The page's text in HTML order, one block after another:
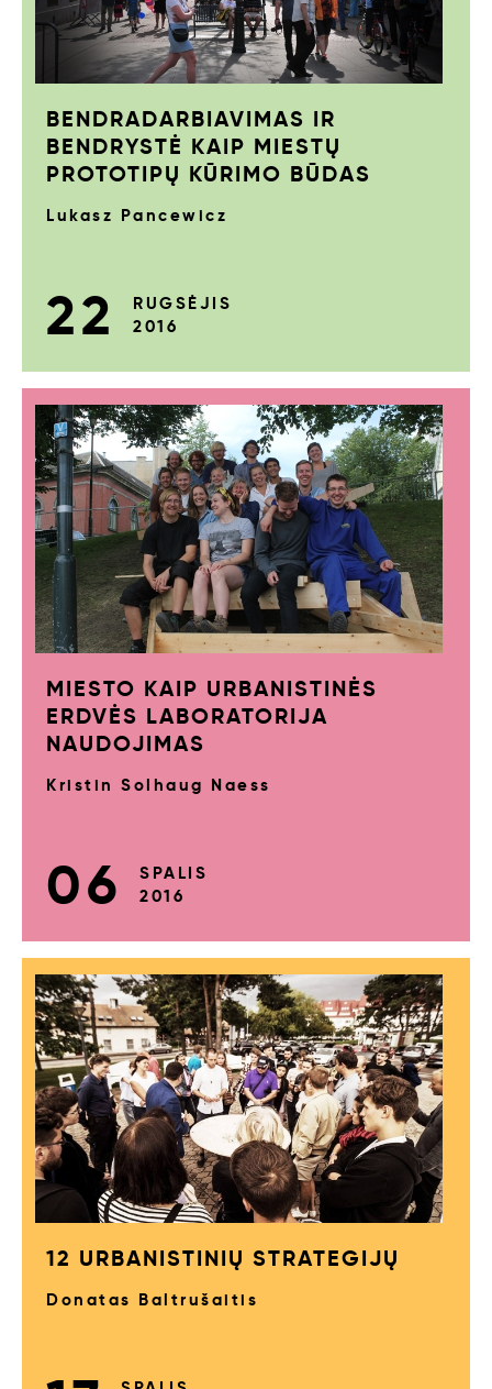
BENDRADARBIAVIMAS IR
BENDRYSTĖ KAIP MIESTŲ
PROTOTIPŲ KŪRIMO BŪDAS
Lukasz Pancewicz
22
RUGSĖJIS
2016
MIESTO KAIP URBANISTINĖS
ERDVĖS LABORATORIJA
NAUDOJIMAS
Kristin Solhaug Naess
06
SPALIS
2016
12 URBANISTINIŲ STRATEGIJŲ
Donatas Baltrušaitis